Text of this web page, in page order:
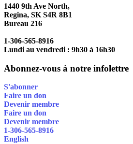
1440 9th Ave North,
Regina, SK S4R 8B1
Bureau 216
1-306-565-8916
Lundi au vendredi : 9h30 à 16h30
Abonnez-vous à notre infolettre
S'abonner
Faire un don
Devenir membre
Faire un don
Devenir membre
1-306-565-8916
English